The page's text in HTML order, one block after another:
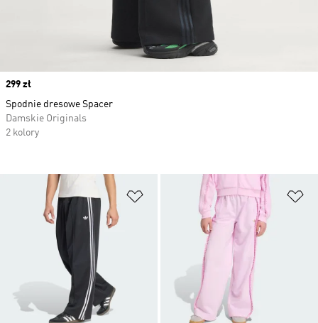
Dodaj do listy życzeń
Price
299 zł
Spodnie dresowe Spacer
Damskie Originals
2 kolory